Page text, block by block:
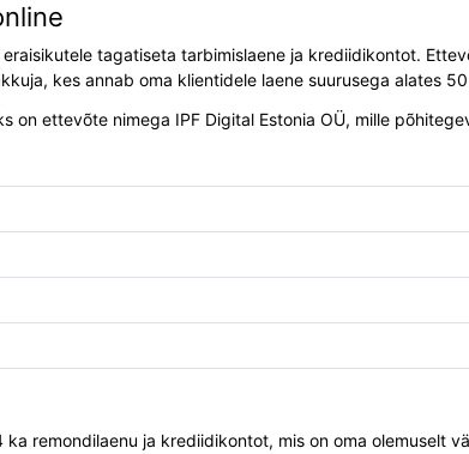
tagatiseta tarbimislaene ja krediidikontot.
kes annab oma klientidele laene suurusega alates
on ettevõte nimega IPF Digital Estonia OÜ, mille
remondilaenu ja krediidikontot, mis on oma olemuselt